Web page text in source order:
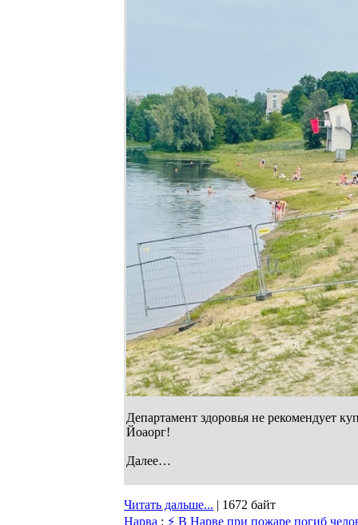
Департамент здоровья не рекомендует
Йоаорг!
Далее…
Читать дальше... | 1672 байт
Нарва : ⚡ В Нарве при пожаре погиб